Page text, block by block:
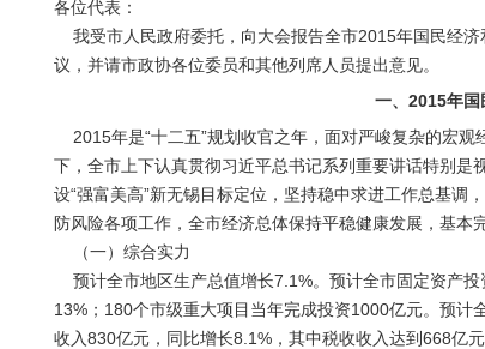
各位代表：
我受市人民政府委托，向大会报告全市2015年国民经
议，并请市政协各位委员和其他列席人员提出意见。
一、2015年国
2015年是“十二五”规划收官之年，面对严峻复杂的宏
下，全市上下认真贯彻习近平总书记系列重要讲话特别
设“强富美高”新无锡目标定位，坚持稳中求进工作总基调
防风险各项工作，全市经济总体保持平稳健康发展，基本
（一）综合实力
预计全市地区生产总值增长7.1%。预计全市固定资产
13%；180个市级重大项目当年完成投资1000亿元。预
收入830亿元，同比增长8.1%，其中税收收入达到668亿